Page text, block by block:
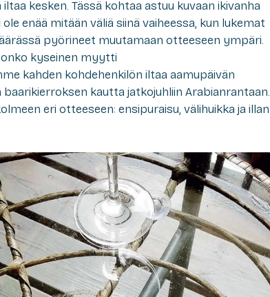
kesken. Tässä kohtaa astuu kuvaan ikivanha
enää mitään väliä siinä vaiheessa, kun lukemat
pyörineet muutamaan otteeseen ympäri.
kyseinen myytti
kahden kohdehenkilön iltaa aamupäivän
kautta jatkojuhliin Arabianrantaan.
eri otteeseen: ensipuraisu, välihuikka ja illan